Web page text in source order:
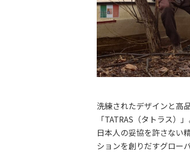
洗練されたデザインと高
「TATRAS（タトラス）
日本人の妥協を許さない
ションを創りだすグロー